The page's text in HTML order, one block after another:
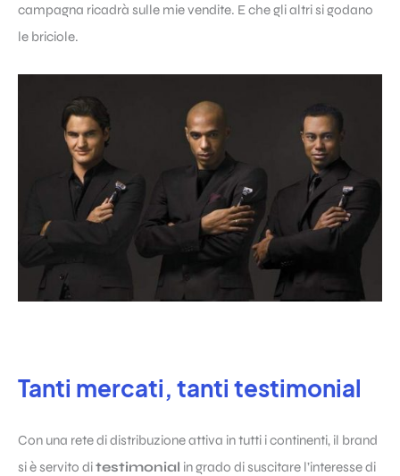
campagna ricadrà sulle mie vendite. E che gli altri si godano
le briciole.
Tanti mercati, tanti testimonial
Con una rete di distribuzione attiva in tutti i continenti, il brand
si è servito ditestimonial in grado di suscitare l’interesse di